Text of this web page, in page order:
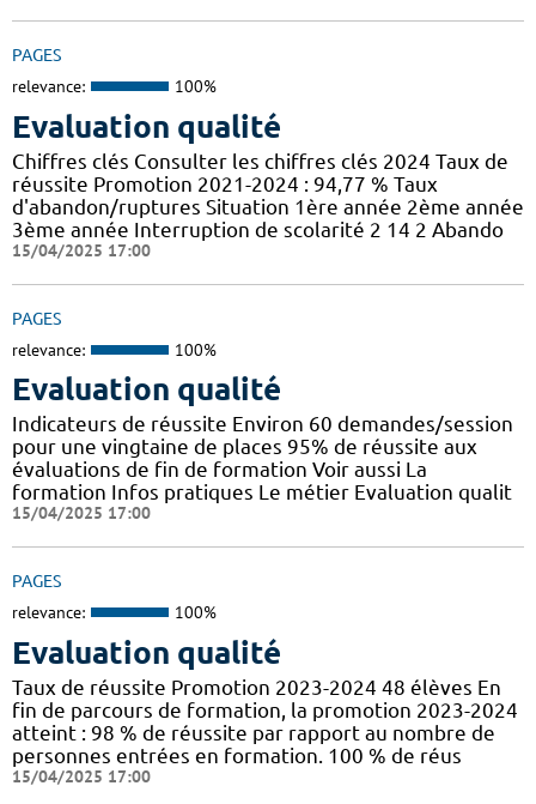
PAGES
relevance: 100%
Evaluation qualité
Chiffres clés Consulter les chiffres clés 2024 Taux de
réussite Promotion 2021-2024 : 94,77 % Taux
d'abandon/ruptures Situation 1ère année 2ème année
3ème année Interruption de scolarité 2 14 2 Abando
15/04/2025 17:00
PAGES
relevance: 100%
Evaluation qualité
Indicateurs de réussite Environ 60 demandes/session
pour une vingtaine de places 95% de réussite aux
évaluations de fin de formation Voir aussi La
formation Infos pratiques Le métier Evaluation qualit
15/04/2025 17:00
PAGES
relevance: 100%
Evaluation qualité
Taux de réussite Promotion 2023-2024 48 élèves En
fin de parcours de formation, la promotion 2023-2024
atteint : 98 % de réussite par rapport au nombre de
personnes entrées en formation. 100 % de réus
15/04/2025 17:00